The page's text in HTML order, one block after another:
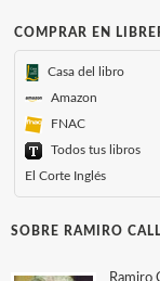
COMPRAR EN
Casa del libro
Amazon
FNAC
Todos tus libros
El Corte Inglés
SOBRE RAMIRO